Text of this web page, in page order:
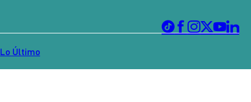
Lo Último